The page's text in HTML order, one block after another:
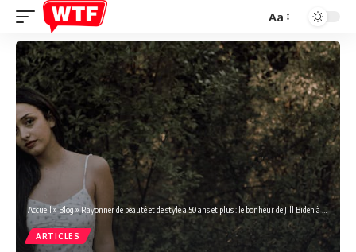
Font
Resizer
Aa
Accueil»Blog» Rayonner de beauté et de style à 50 ans et plus : le bonheur de Jill Biden à travers une robe intemporelle et élégante
ARTICLES